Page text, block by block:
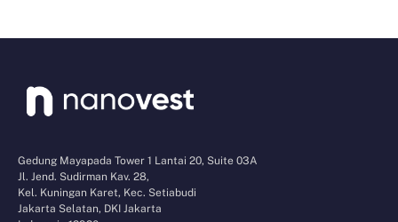
Gedung Mayapada Tower 1 Lantai 20, Suite 03A
Jl. Jend. Sudirman Kav. 28,
Kel. Kuningan Karet, Kec. Setiabudi
Jakarta Selatan, DKI Jakarta